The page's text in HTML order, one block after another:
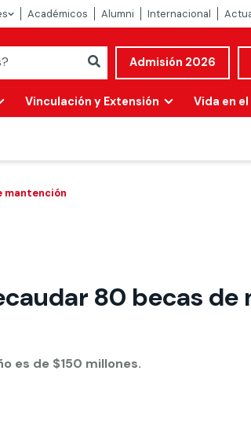
Académicos Alumni Internacional
Admisión 2026
Vinculación y Extensión Vida en
mantención
80 becas
es de $150 millones.